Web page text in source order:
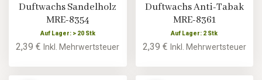
Duftwachs Sandelholz
MRE-8354
Auf Lager: > 20 Stk
2,39 €Inkl. Mehrwertsteuer
Duftwachs Anti-Tabak
MRE-8361
Auf Lager: 2 Stk
2,39 € Inkl. Mehrwertsteuer